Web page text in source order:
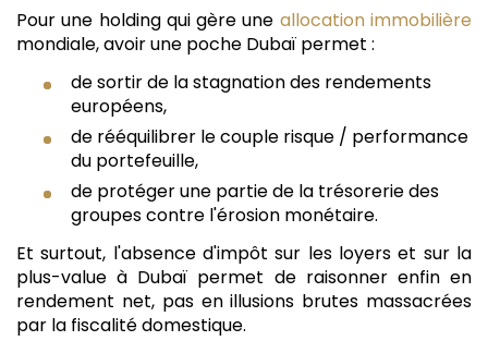
Pour une holding qui gère une allocation immobilière
mondiale, avoir une poche Dubaï permet :
de sortir de la stagnation des rendements
européens,
de rééquilibrer le couple risque / performance
du portefeuille,
de protéger une partie de la trésorerie des
groupes contre l'érosion monétaire.
Et surtout, l'absence d'impôt sur les loyers et sur la
plus-value à Dubaï permet de raisonner enfin en
rendement net, pas en illusions brutes massacrées
par la fiscalité domestique.